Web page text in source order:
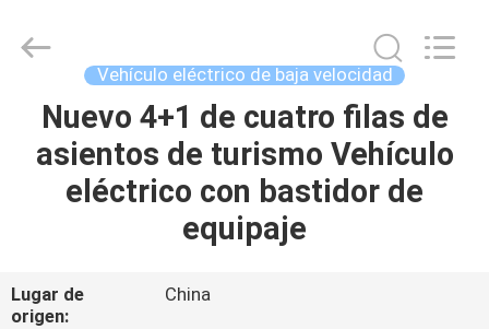
INICIO
PRODUCTOS
NOSOTROS
LAKER
Vehículo eléctrico de baja velocidad
Nuevo 4+1 de cuatro filas de
asientos de turismo Vehículo
eléctrico con bastidor de
equipaje
Lugar de
origen:
China